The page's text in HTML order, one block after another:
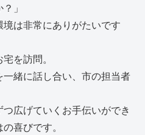
」
は非常にありがたいです
を訪問。
緒に話し合い、市の担当者
広げていくお手伝いができ
喜びです。